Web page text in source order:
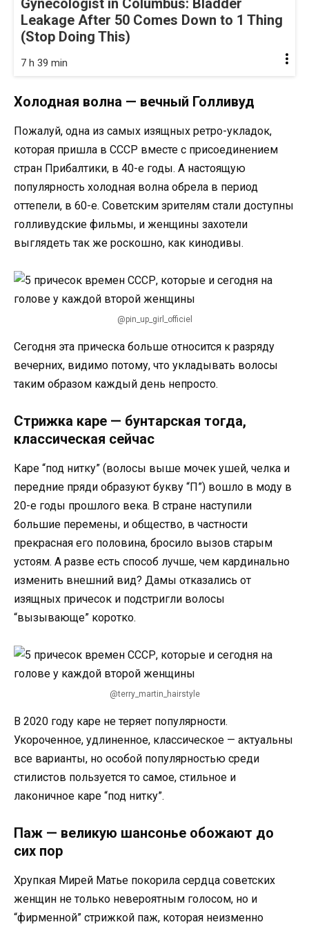
Leakage After 50 Comes Down to 1 Thing
(Stop Doing This)
7 h 39 min
Холодная волна — вечный Голливуд
Пожалуй, одна из самых изящных ретро-укладок,
которая пришла в СССР вместе с присоединением
стран Прибалтики, в 40-е годы. А настоящую
популярность холодная волна обрела в период
оттепели, в 60-е. Советским зрителям стали доступны
голливудские фильмы, и женщины захотели
выглядеть так же роскошно, как кинодивы.
@pin_up_girl_officiel
Сегодня эта прическа больше относится к разряду
вечерних, видимо потому, что укладывать волосы
таким образом каждый день непросто.
Стрижка каре — бунтарская тогда,
классическая сейчас
Каре “под нитку” (волосы выше мочек ушей, челка и
передние пряди образуют букву “П”) вошло в моду в
20-е годы прошлого века. В стране наступили
большие перемены, и общество, в частности
прекрасная его половина, бросило вызов старым
устоям. А разве есть способ лучше, чем кардинально
изменить внешний вид? Дамы отказались от
изящных причесок и подстригли волосы
“вызывающе” коротко.
@terry_martin_hairstyle
В 2020 году каре не теряет популярности.
Укороченное, удлиненное, классическое — актуальны
все варианты, но особой популярностью среди
стилистов пользуется то самое, стильное и
лаконичное каре “под нитку”.
Паж — великую шансонье обожают до
сих пор
Хрупкая Мирей Матье покорила сердца советских
женщин не только невероятным голосом, но и
“фирменной” стрижкой паж, которая неизменно